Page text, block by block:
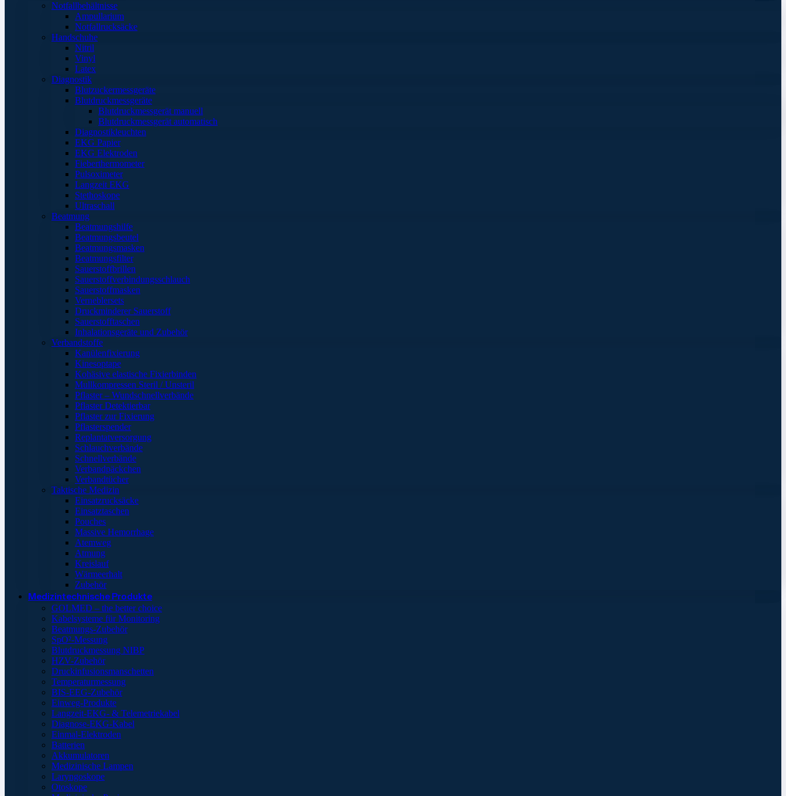
Notfallbehältnisse
Ampullarium
Notfallrucksäcke
Handschuhe
Nitril
Vinyl
Latex
Diagnostik
Blutzuckermessgeräte
Blutdruckmessgeräte
Blutdruckmessgerät manuell
Blutdruckmessgerät automatisch
Diagnostikleuchten
EKG Papier
EKG Elektroden
Fieberthermometer
Pulsoximeter
Langzeit EKG
Stethoskope
Ultraschall
Beatmung
Beatmungshilfe
Beatmungsbeutel
Beatmungsmasken
Beatmungsfilter
Sauerstoffbrillen
Sauerstoffverbindungsschlauch
Sauerstoffmasken
Verneblersets
Druckminderer Sauerstoff
Sauerstofftaschen
Inhalationsgeräte und Zubehör
Verbandstoffe
Kanülenfixierung
Kinesoptape
Kohäsive elastische Fixierbinden
Mullkompressen Steril / Unsteril
Pflaster – Wundschnellverbände
Pflaster Detektierbar
Pflaster zur Fixierung
Pflasterspender
Replantatversorgung
Schlauchverbände
Schnellverbände
Verbandpäckchen
Verbandtücher
Taktische Medizin
Einsatzrucksäcke
Einsatztaschen
Pouches
Massive Hemorrhage
Atemweg
Atmung
Kreislauf
Wärmeerhalt
Zubehör
Medizintechnische Produkte
GOLMED – the better choice
Kabelsysteme für Monitoring
Beatmungs-Zubehör
SpO²-Messung
Blutdruckmessung NIBP
HZV-Zubehör
Druckinfusionsmanschetten
Temperaturmessung
BIS-EEG-Zubehör
Einweg-Produkte
Langzeit-EKG- & Telemetriekabel
Diagnose-EKG-Kabel
Einmal-Elektroden
Batterien
Akkumulatoren
Medizinische Lampen
Laryngoskope
Otoskope